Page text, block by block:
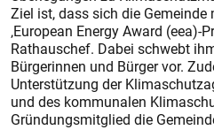
Ziel ist, dass sich die
‚European Energy Award (eea)-
Rathauschef. Dabei schwebt
Bürgerinnen und Bürger vor.
Unterstützung der
und des kommunalen
Gründungsmitglied die